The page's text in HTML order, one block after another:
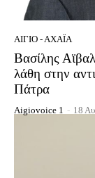
ΑΊΓΙΟ - ΑΧΑΪ́Α
Βασίλης
λάθη στην
Πάτρα
Aigiovoice 1 - 18